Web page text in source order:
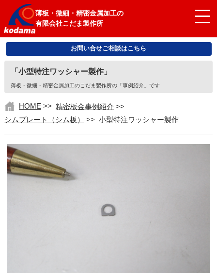
薄板・微細・精密金属加工の
有限会社こだま製作所
お問い合せご相談はこちら
「小型特注ワッシャー製作」
薄板・微細・精密金属加工のこだま製作所の「事例紹介」です
HOME >> 精密板金事例紹介 >>
シムプレート（シム板）
>> 小型特注ワッシャー製作